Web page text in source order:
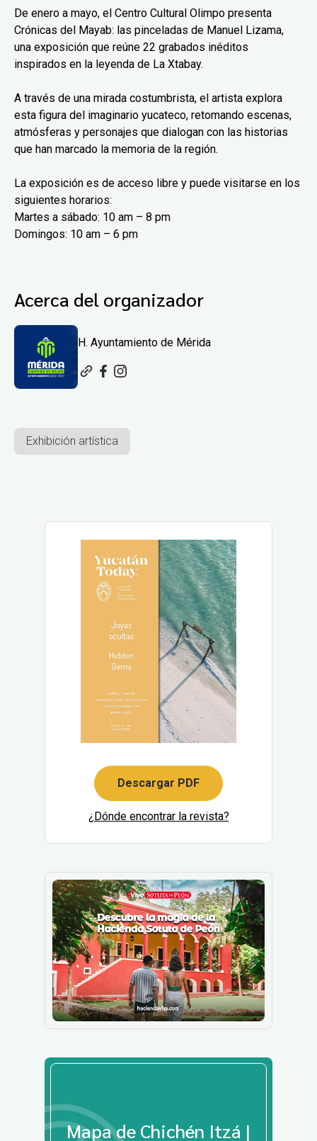
De enero a mayo, el Centro Cultural Olimpo presenta
Crónicas del Mayab: las pinceladas de Manuel Lizama,
una exposición que reúne 22 grabados inéditos
inspirados en la leyenda de La Xtabay.
A través de una mirada costumbrista, el artista explora
esta figura del imaginario yucateco, retomando escenas,
atmósferas y personajes que dialogan con las historias
que han marcado la memoria de la región.
La exposición es de acceso libre y puede visitarse en los
siguientes horarios:
Martes a sábado: 10 am – 8 pm
Domingos: 10 am – 6 pm
Acerca del organizador
H. Ayuntamiento de Mérida
Exhibición artística
Descargar PDF
¿Dónde encontrar la revista?
Mapa de Chichén Itzá |